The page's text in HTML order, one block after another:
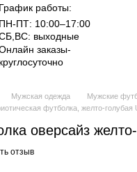
График работы:
ПН-ПТ: 10:00–17:00
выходные
заказы-
круглосуточно
Мужская одежда Мужские
футболка, желто-голубая
оверсайз желто-
отзыв